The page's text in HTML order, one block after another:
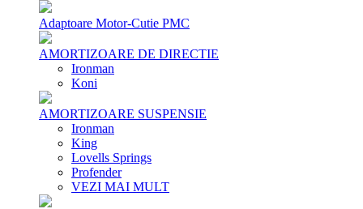
Adaptoare Motor-Cutie PMC
AMORTIZOARE DE DIRECTIE
Ironman
Koni
AMORTIZOARE SUSPENSIE
Ironman
King
Lovells Springs
Profender
VEZI MAI MULT